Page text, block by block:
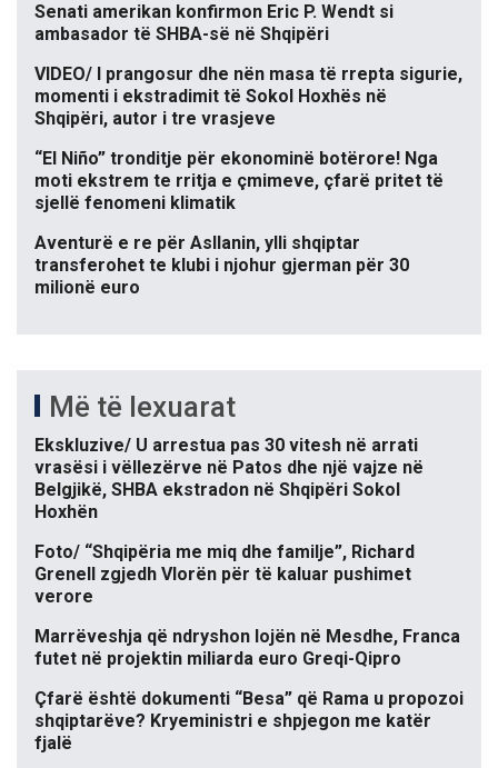
Senati amerikan konfirmon Eric P. Wendt si
ambasador të SHBA-së në Shqipëri
VIDEO/ I prangosur dhe nën masa të rrepta sigurie,
momenti i ekstradimit të Sokol Hoxhës në
Shqipëri, autor i tre vrasjeve
“El Niño” tronditje për ekonominë botërore! Nga
moti ekstrem te rritja e çmimeve, çfarë pritet të
sjellë fenomeni klimatik
Aventurë e re për Asllanin, ylli shqiptar
transferohet te klubi i njohur gjerman për 30
milionë euro
Më të lexuarat
Ekskluzive/ U arrestua pas 30 vitesh në arrati
vrasësi i vëllezërve në Patos dhe një vajze në
Belgjikë, SHBA ekstradon në Shqipëri Sokol
Hoxhën
Foto/ “Shqipëria me miq dhe familje”, Richard
Grenell zgjedh Vlorën për të kaluar pushimet
verore
Marrëveshja që ndryshon lojën në Mesdhe, Franca
futet në projektin miliarda euro Greqi-Qipro
Çfarë është dokumenti “Besa” që Rama u propozoi
shqiptarëve? Kryeministri e shpjegon me katër
fjalë